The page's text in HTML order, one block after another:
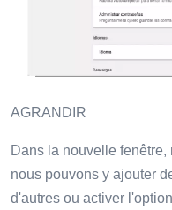
AGRANDIR
Dans la nouvelle
nous pouvons y ajouter
d'autres ou activer